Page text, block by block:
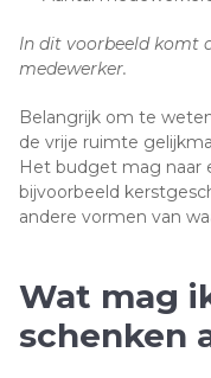
In dit voorbeeld komt
medewerker.
Belangrijk om te
de vrije ruimte
Het budget mag naar
bijvoorbeeld
andere vormen van
Wat mag
schenken